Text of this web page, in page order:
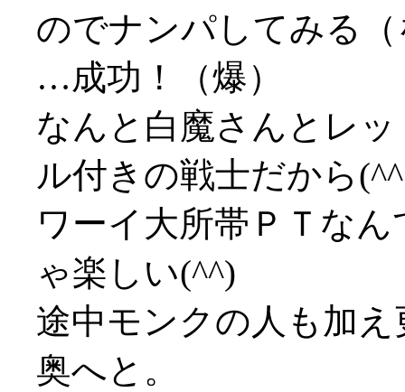
のでナンパしてみる（
…成功！（爆）
なんと白魔さんとレ
ル付きの戦士だから
ワーイ大所帯ＰＴな
ゃ楽しい(^^)
途中モンクの人も加
奥へと。